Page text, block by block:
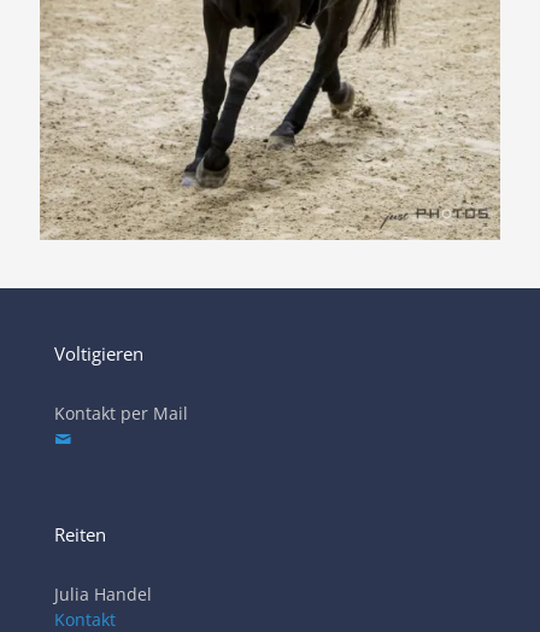
Voltigieren
Kontakt per Mail
Reiten
Julia Handel
Kontakt